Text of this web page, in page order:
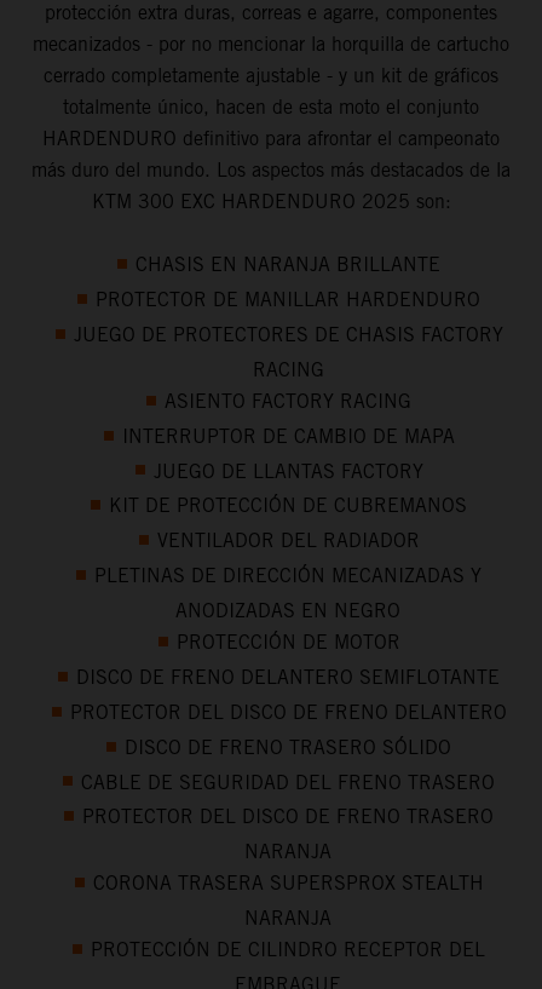
protección extra duras, correas e agarre, componentes
mecanizados - por no mencionar la horquilla de cartucho
cerrado completamente ajustable - y un kit de gráficos
totalmente único, hacen de esta moto el conjunto
HARDENDURO definitivo para afrontar el campeonato
más duro del mundo. Los aspectos más destacados de la
KTM 300 EXC HARDENDURO 2025 son:
CHASIS EN NARANJA BRILLANTE
PROTECTOR DE MANILLAR HARDENDURO
JUEGO DE PROTECTORES DE CHASIS FACTORY
RACING
ASIENTO FACTORY RACING
INTERRUPTOR DE CAMBIO DE MAPA
JUEGO DE LLANTAS FACTORY
KIT DE PROTECCIÓN DE CUBREMANOS
VENTILADOR DEL RADIADOR
PLETINAS DE DIRECCIÓN MECANIZADAS Y
ANODIZADAS EN NEGRO
PROTECCIÓN DE MOTOR
DISCO DE FRENO DELANTERO SEMIFLOTANTE
PROTECTOR DEL DISCO DE FRENO DELANTERO
DISCO DE FRENO TRASERO SÓLIDO
CABLE DE SEGURIDAD DEL FRENO TRASERO
PROTECTOR DEL DISCO DE FRENO TRASERO
NARANJA
CORONA TRASERA SUPERSPROX STEALTH
NARANJA
PROTECCIÓN DE CILINDRO RECEPTOR DEL